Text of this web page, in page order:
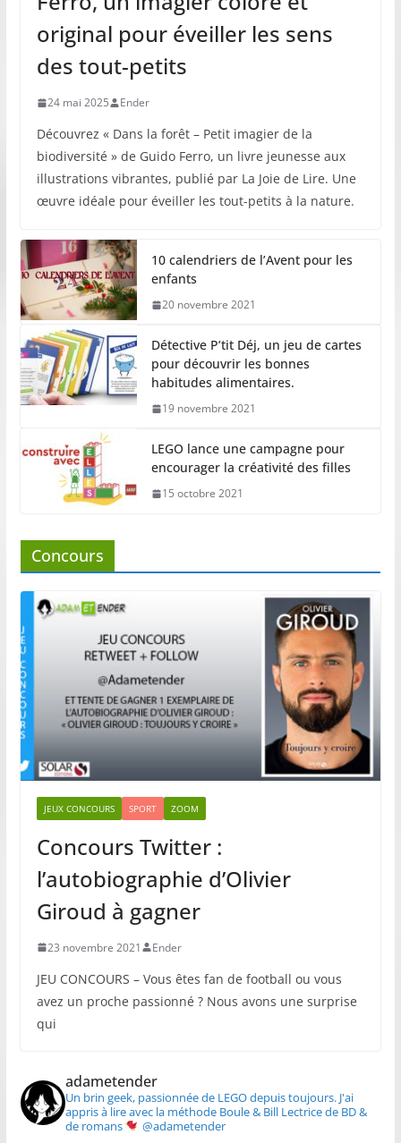
original pour éveiller les sens
des tout-petits
24 mai 2025 Ender
Découvrez « Dans la forêt – Petit imagier de la
biodiversité » de Guido Ferro, un livre jeunesse aux
illustrations vibrantes, publié par La Joie de Lire. Une
œuvre idéale pour éveiller les tout-petits à la nature.
10 calendriers de l’Avent pour les
enfants
20 novembre 2021
Détective P’tit Déj, un jeu de cartes
pour découvrir les bonnes
habitudes alimentaires.
19 novembre 2021
LEGO lance une campagne pour
encourager la créativité des filles
15 octobre 2021
Concours
JEUX CONCOURS SPORT ZOOM
Concours Twitter :
l’autobiographie d’Olivier
Giroud à gagner
23 novembre 2021 Ender
JEU CONCOURS – Vous êtes fan de football ou vous
avez un proche passionné ? Nous avons une surprise
qui
adametender
Un brin geek, passionnée de LEGO depuis toujours.J'ai
appris à lire avec la méthode Boule & Bill Lectrice de BD &
de romans
@adametender